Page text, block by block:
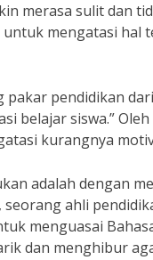
merasa sulit dan
mengatasi
pakar pendidikan
belajar siswa.”
kurangnya
adalah dengan
ahli
menguasai
dan menghibur